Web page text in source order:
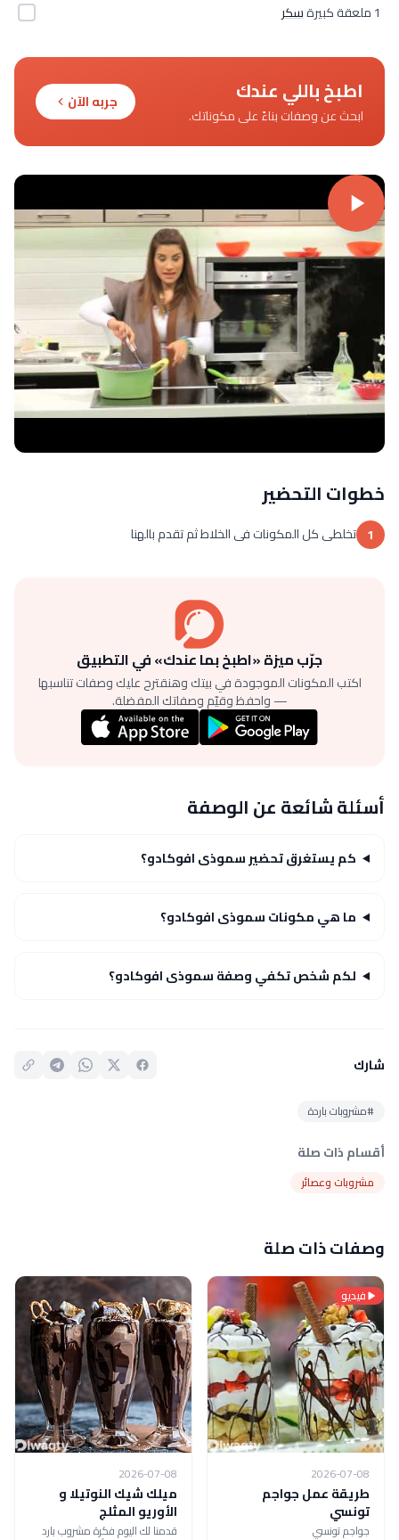
1 ملعقة كبيرة
سكر
اطبخ باللي عندك
ابحث عن وصفات بناءً على مكوناتك.
جربه الآن
خطوات التحضير
1 تخلطى كل المكونات فى الخلاط ثم تقدم بالهنا
جرّب ميزة «اطبخ بما عندك» في التطبيق
اكتب المكونات الموجودة في بيتك وهنقترح عليك وصفات تناسبها
— واحفظ وقيّم وصفاتك المفضلة.
أسئلة شائعة عن الوصفة
كم يستغرق تحضير سموذى افوكادو؟
ما هي مكونات سموذى افوكادو؟
لكم شخص تكفي وصفة سموذى افوكادو؟
شارك
#مشروبات باردة
أقسام ذات صلة
مشروبات وعصائر
وصفات ذات صلة
فيديو
2026-07-08
طريقة عمل جواجم
تونسي
جواجم تونسي
2026-07-08
ميلك شيك النوتيلا و
الأوريو المثلج
قدمنا لك اليوم فكرة مشروب بارد